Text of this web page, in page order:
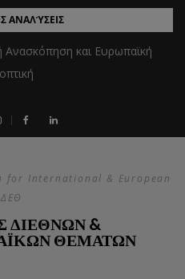
ΑΝΑΛΎΣΕΙΣ
και Ευρωπαϊκή
for International & European
ΔΙΕΘΝΩΝ &
ΘΕΜΑΤΩΝ